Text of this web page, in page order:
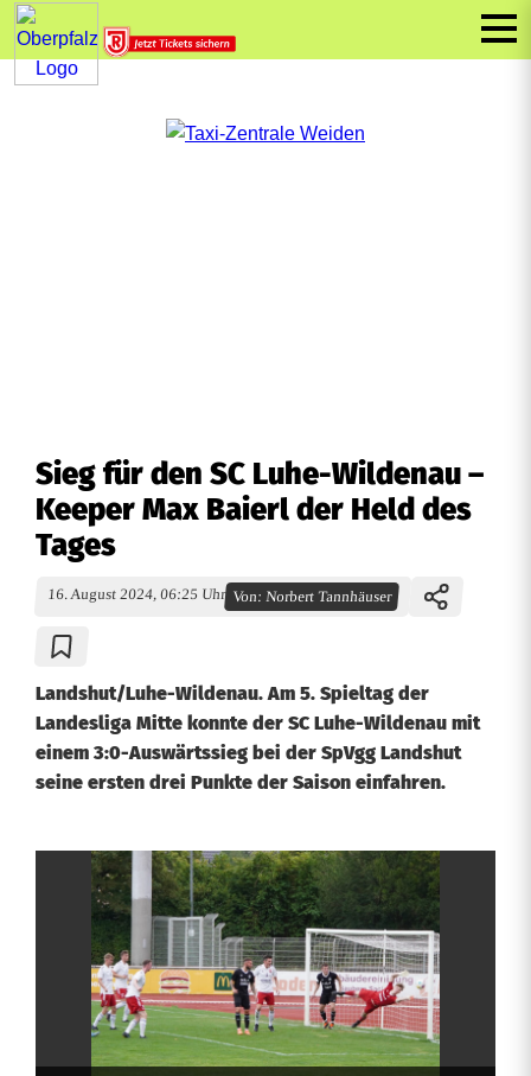
Sieg für den SC Luhe-Wildenau –
Keeper Max Baierl der Held des
Tages
16. August 2024, 06:25 Uhr Von:Norbert Tannhäuser
Landshut/Luhe-Wildenau. Am 5. Spieltag der
Landesliga Mitte konnte der SC Luhe-Wildenau mit
einem 3:0-Auswärtssieg bei der SpVgg Landshut
seine ersten drei Punkte der Saison einfahren.